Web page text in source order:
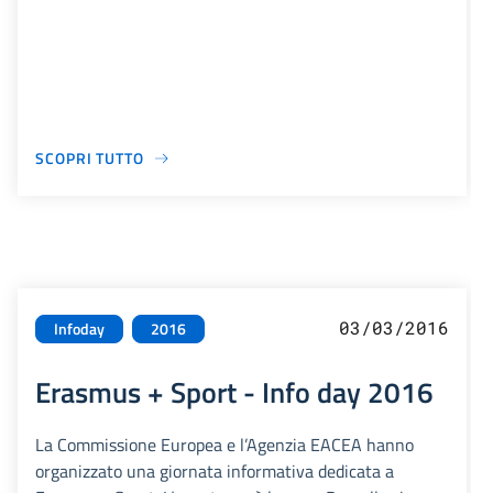
SCOPRI TUTTO
Infoday 2016 03/03/2016
Erasmus + Sport - Info day 2016
La Commissione Europea e l’Agenzia EACEA hanno
organizzato una giornata informativa dedicata a